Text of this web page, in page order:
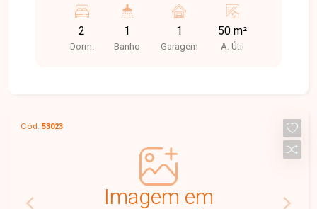
comércios e diversos serviços. Uma excelente
opção para quem busca praticidade, conforto e
qualidade de vida. Sala ampla, 2 quartos, sendo 1
praticidade para o dia a dia. A água e a taxa de
condomínio já estão inclusas no valor do aluguel,
garantindo mais economia e comodidade para o
2
Dorm.
1
Banho
1
Garagem
50 m²
A. Útil
Cód. 53023
Imagem em